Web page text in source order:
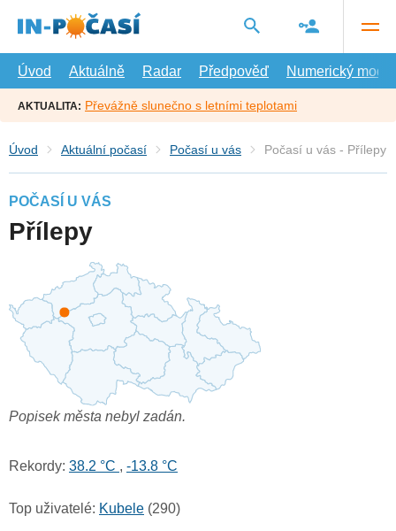
hlavní
Úvod
Aktuálně Radar Předpověď Numerický model
AKTUALITA: Převážně slunečno s letními teplotami
Úvod Aktuální počasí Počasí u vás Počasí u vás - Přílepy
POČASÍ U VÁS
Přílepy
Popisek města nebyl zadán.
Rekordy: 38.2 °C , -13.8 °C
Top uživatelé: Kubele (290)